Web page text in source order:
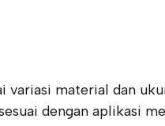
material dan
dengan aplikasi